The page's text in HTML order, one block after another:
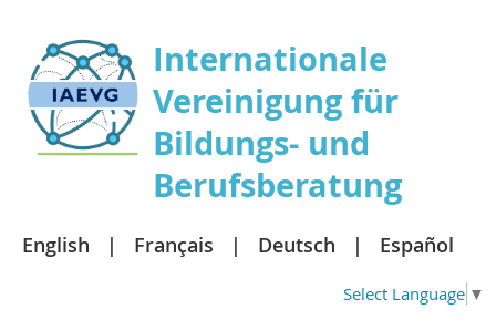
Internationale
Vereinigung für
Bildungs- und
Berufsberatung
English Français Deutsch Español
Select Language ▼